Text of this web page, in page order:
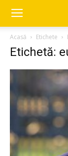
Acasă Etichete
Etichetă: